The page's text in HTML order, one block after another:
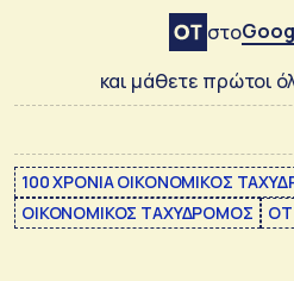
στο
και μάθετε πρώτοι
100 ΧΡΟΝΙΑ ΟΙΚΟΝΟΜΙΚΟΣ
ΟΙΚΟΝΟΜΙΚΟΣ ΤΑΧΥΔΡΟΜΟΣ
ΟΤ